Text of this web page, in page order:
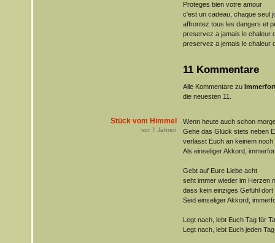
Proteges bien votre amour
c'est un cadeau, chaque seul
affrontez tous les dangers et
preservez a jamais le chaleur
preservez a jemais le chaleur
11 Kommentare
Alle Kommentare zu
die neuesten 11.
Stück vom Himmel
vor 7 Jahren
Wenn heute auch schon
Gehe das Glück stets neben
verlässt Euch an keinem
Als einseliger Akkord,
Gebt auf Eure Liebe acht
seht immer wieder im Herzen
dass kein einziges Gefühl dort
Seid einseliger Akkord,
Legt nach, lebt Euch Tag für
Legt nach, lebt Euch jeden Tag